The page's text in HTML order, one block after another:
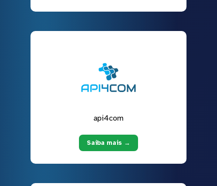
api4com
Saiba mais →